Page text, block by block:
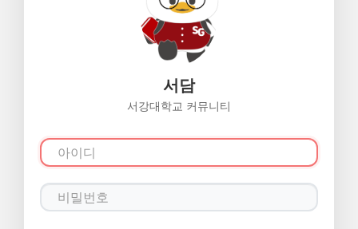
서담
서강대학교 커뮤니티